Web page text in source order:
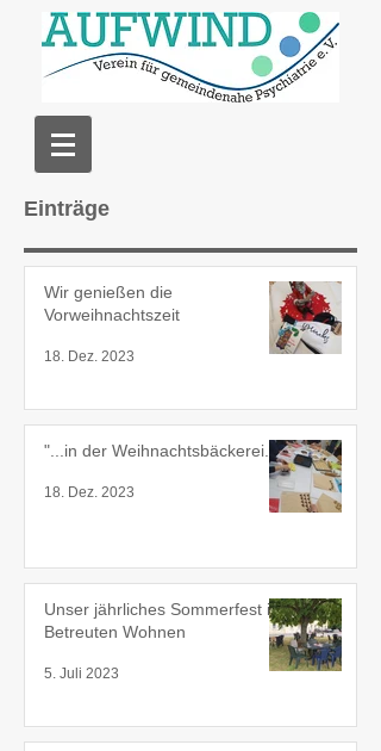
Einträge
Wir genießen die
Vorweihnachtszeit
18. Dez. 2023
"...in der Weihnachtsbäckerei...
18. Dez. 2023
Unser jährliches Sommerfest im
Betreuten Wohnen
5. Juli 2023